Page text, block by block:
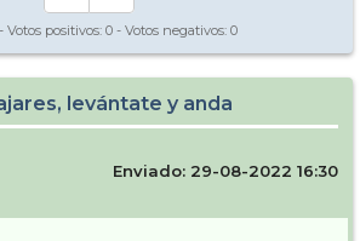
- Votos positivos: 0 - Votos negativos: 0
levántate y anda
Enviado: 29-08-2022 16:30